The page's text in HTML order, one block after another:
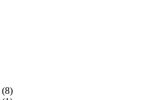
(8)